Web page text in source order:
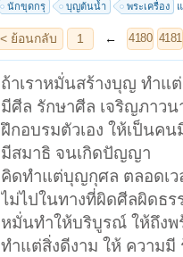
นักขุดกรุ บุญต้นน้ำ พระเครื่อง
ถ้าเราหมั่นสร้างบุญ ทำแ
มีศีล รักษาศีล เจริญภาวน
ฝึกอบรมตัวเอง ให้เป็นคน
มีสมาธิ จนเกิดปัญญา
คิดทำแต่บุญกุศล ตลอดเว
ไม่ไปในทางที่ผิดศีลผิดธร
หมั่นทำให้บริบูรณ์ ให้ถึงพ
ทำแต่สิ่งดีงาม ให้ ความมี